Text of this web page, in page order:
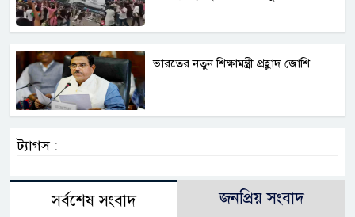
ভারতের নতুন শিক্ষামন্ত্রী প্রহ্লাদ জোশি
ট্যাগস :
সর্বশেষ সংবাদ জনপ্রিয় সংবাদ